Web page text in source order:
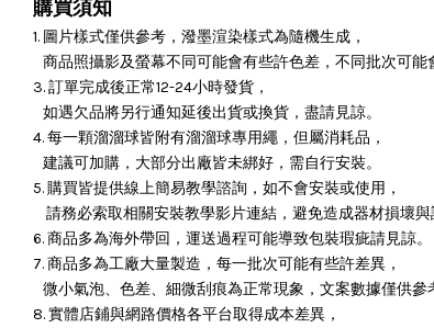
購買須知
1. 圖片樣式僅供參考，潑墨渲染樣式為隨機生成，
商品照攝影及螢幕不同可能會有些許色差，不同批次可能
3. 訂單完成後正常12-24小時發貨，
如遇欠品將另行通知延後出貨或換貨，盡請見諒。
4. 每一顆溜溜球皆附有溜溜球專用繩，但屬消耗品，
建議可加購，大部分出廠皆未綁好，需自行安裝。
5. 購買皆提供線上簡易教學諮詢，如不會安裝或使用，
請務必索取相關安裝教學影片連結，避免造成器材損壞與
6. 商品多為海外帶回，運送過程可能導致包裝瑕疵請見諒。
7. 商品多為工廠大量製造，每一批次可能有些許差異，
微小氣泡、色差、細微刮痕為正常現象，文案數據僅供參
8. 實體店鋪與網路價格各平台取得成本差異，